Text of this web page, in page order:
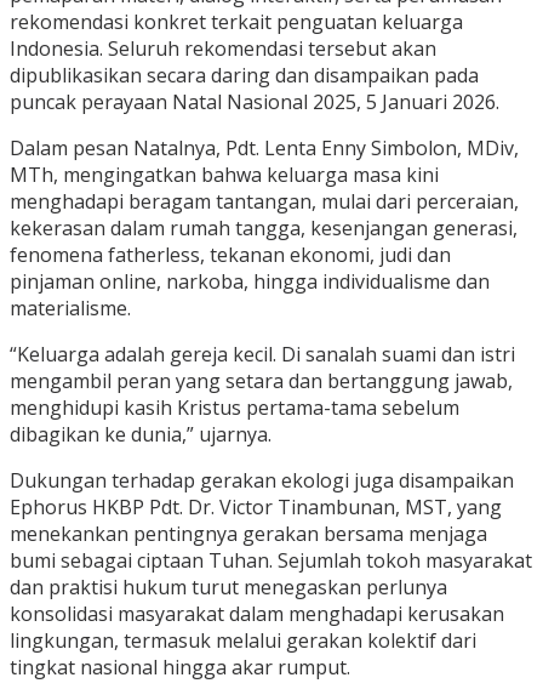
rekomendasi konkret terkait penguatan keluarga
Indonesia. Seluruh rekomendasi tersebut akan
dipublikasikan secara daring dan disampaikan pada
puncak perayaan Natal Nasional 2025, 5 Januari 2026.
Dalam pesan Natalnya, Pdt. Lenta Enny Simbolon, MDiv,
MTh, mengingatkan bahwa keluarga masa kini
menghadapi beragam tantangan, mulai dari perceraian,
kekerasan dalam rumah tangga, kesenjangan generasi,
fenomena fatherless, tekanan ekonomi, judi dan
pinjaman online, narkoba, hingga individualisme dan
materialisme.
“Keluarga adalah gereja kecil. Di sanalah suami dan istri
mengambil peran yang setara dan bertanggung jawab,
menghidupi kasih Kristus pertama-tama sebelum
dibagikan ke dunia,” ujarnya.
Dukungan terhadap gerakan ekologi juga disampaikan
Ephorus HKBP Pdt. Dr. Victor Tinambunan, MST, yang
menekankan pentingnya gerakan bersama menjaga
bumi sebagai ciptaan Tuhan. Sejumlah tokoh masyarakat
dan praktisi hukum turut menegaskan perlunya
konsolidasi masyarakat dalam menghadapi kerusakan
lingkungan, termasuk melalui gerakan kolektif dari
tingkat nasional hingga akar rumput.